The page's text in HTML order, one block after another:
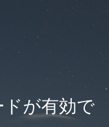
が有効で